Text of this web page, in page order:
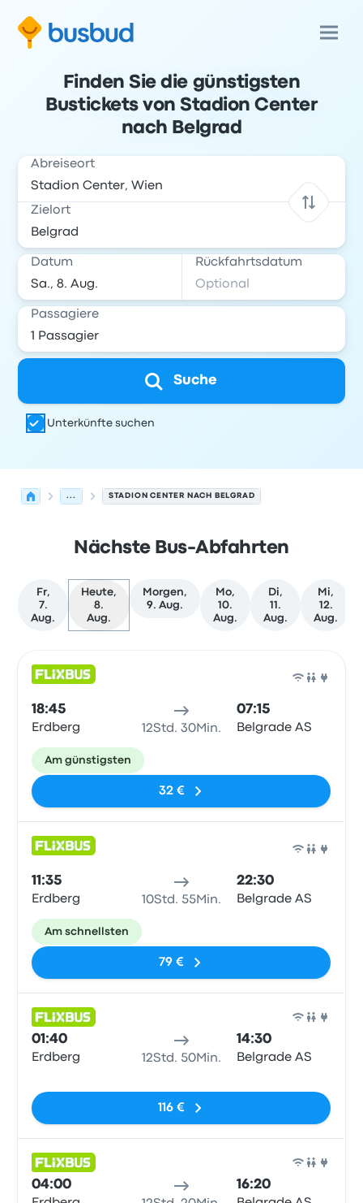
Finden Sie die günstigsten
Bustickets von Stadion Center
nach Belgrad
Abreiseort
Zielort
Datum Rückfahrtsdatum
Passagiere
Suche
Unterkünfte suchen
... STADION CENTER NACH BELGRAD
Nächste Bus-Abfahrten
Fr,
7.
Aug.
Heute,
8.
Aug.
Morgen,
9. Aug.
Mo,
10.
Aug.
Di,
11.
Aug.
Mi,
12.
Aug.
18:45
Erdberg 12Std. 30Min.
07:15
Belgrade AS
Am günstigsten
32 €
11:35
Erdberg 10Std. 55Min.
22:30
Belgrade AS
Am schnellsten
79 €
01:40
Erdberg 12Std. 50Min.
14:30
Belgrade AS
116 €
04:00 16:20